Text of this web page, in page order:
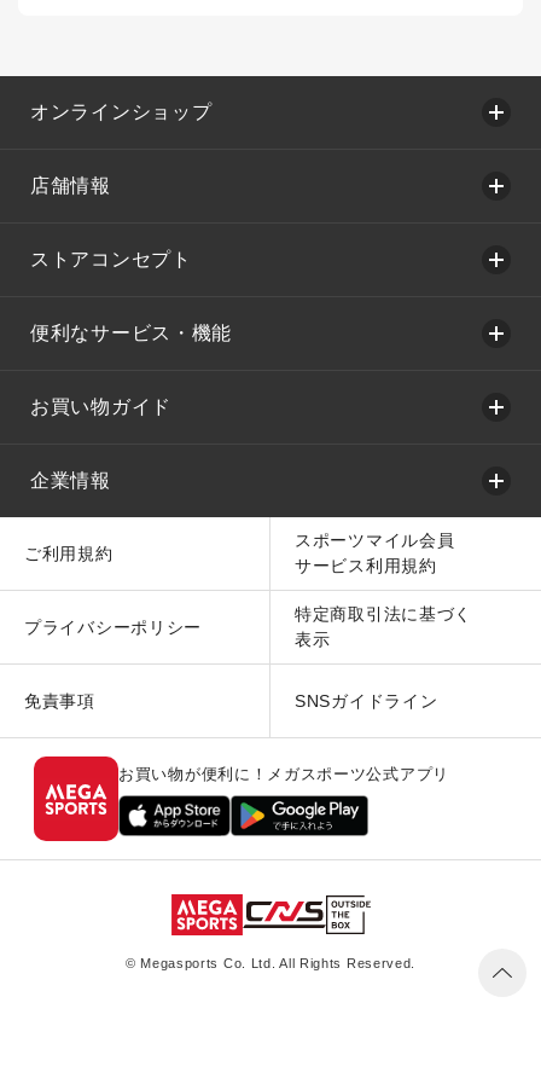
オンラインショップ
店舗情報
ストアコンセプト
便利なサービス・機能
お買い物ガイド
企業情報
ご利用規約
スポーツマイル会員
サービス利用規約
プライバシーポリシー
特定商取引法に基づく
表示
免責事項 SNSガイドライン
お買い物が便利に！メガスポーツ公式アプリ
© Megasports Co. Ltd. All Rights Reserved.